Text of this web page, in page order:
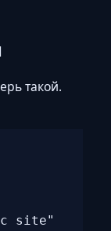
такой.
site"